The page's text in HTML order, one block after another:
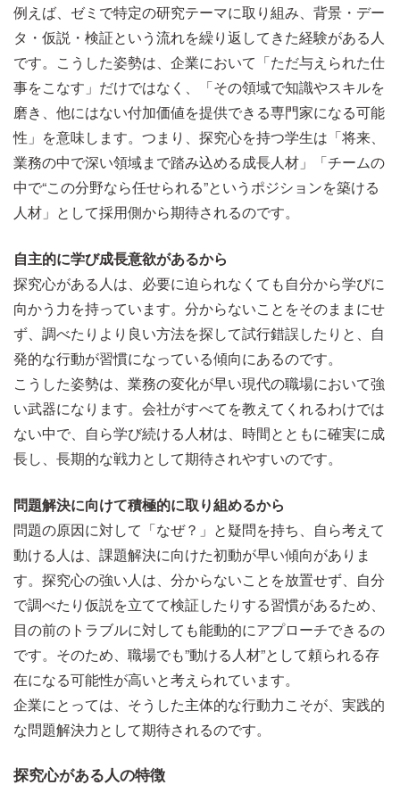
例えば、ゼミで特定の研究テーマに取り組み、背景・デー
タ・仮説・検証という流れを繰り返してきた経験がある人
です。こうした姿勢は、企業において「ただ与えられた仕
事をこなす」だけではなく、「その領域で知識やスキルを
磨き、他にはない付加価値を提供できる専門家になる可能
性」を意味します。つまり、探究心を持つ学生は「将来、
業務の中で深い領域まで踏み込める成長人材」「チームの
中で“この分野なら任せられる”というポジションを築ける
人材」として採用側から期待されるのです。
自主的に学び成長意欲があるから
探究心がある人は、必要に迫られなくても自分から学びに
向かう力を持っています。分からないことをそのままにせ
ず、調べたりより良い方法を探して試行錯誤したりと、自
発的な行動が習慣になっている傾向にあるのです。
こうした姿勢は、業務の変化が早い現代の職場において強
い武器になります。会社がすべてを教えてくれるわけでは
ない中で、自ら学び続ける人材は、時間とともに確実に成
長し、長期的な戦力として期待されやすいのです。
問題解決に向けて積極的に取り組めるから
問題の原因に対して「なぜ？」と疑問を持ち、自ら考えて
動ける人は、課題解決に向けた初動が早い傾向がありま
す。探究心の強い人は、分からないことを放置せず、自分
で調べたり仮説を立てて検証したりする習慣があるため、
目の前のトラブルに対しても能動的にアプローチできるの
です。そのため、職場でも”動ける人材”として頼られる存
在になる可能性が高いと考えられています。
企業にとっては、そうした主体的な行動力こそが、実践的
な問題解決力として期待されるのです。
探究心がある人の特徴